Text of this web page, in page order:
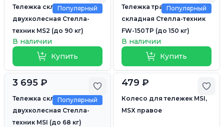
Популярный
Тележка складная
двухколесная Стелла-
техник MS2 (до 90 кг)
В наличии
Купить
Популярный
Тележка трансформер
складная Стелла-техник
FW-150TP (до 150 кг)
В наличии
Купить
Добавить в избранное
Популярный
3 695 ₽
Тележка складная
двухколесная Стелла-
техник MSI (до 68 кг)
479 ₽
Колесо для тележек MSI,
MSX правое